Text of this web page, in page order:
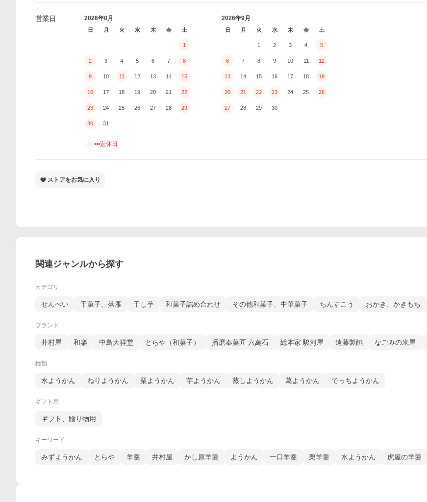
営業日 2026年8月
日 月 火 水 木 金 土
1
2 3 4 5 6 7 8
9 10 11 12 13 14 15
16 17 18 19 20 21 22
23 24 25 26 27 28 29
30 31
2026年9月
日 月 火 水 木 金 土
1 2 3 4 5
6 7 8 9 10 11 12
13 14 15 16 17 18 19
20 21 22 23 24 25 26
27 28 29 30
•••定休日
ストアをお気に入り
関連ジャンルから探す
カテゴリ
せんべい 干菓子、落雁 干し芋 和菓子詰め合わせ その他和菓子、中華菓子 ちんすこう おかき、かきもち
ブランド
井村屋 和楽 中島大祥堂 とらや（和菓子） 播磨奉菓匠 六萬石 総本家 駿河屋 遠藤製餡 なごみの米屋
種類
水ようかん ねりようかん 栗ようかん 芋ようかん 蒸しようかん 葛ようかん でっちようかん
ギフト用
ギフト、贈り物用
キーワード
みずようかん とらや 羊羹 井村屋 かし原羊羹 ようかん 一口羊羹 栗羊羹 水ようかん 虎屋の羊羹